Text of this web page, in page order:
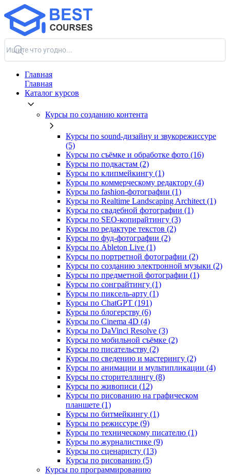
Главная
Главная
Каталог курсов
Курсы по созданию контента
Курсы по sound-дизайну и звукорежиссуре
(5)
Курсы по съёмке и обработке фото (16)
Курсы по подкастам (2)
Курсы по клипмейкингу (1)
Курсы по коммерческому редактору (4)
Курсы по fashion-фотографии (1)
Курсы по Realtime Landscaping Architect (1)
Курсы по свадебной фотографии (1)
Курсы по SEO-копирайтингу (3)
Курсы по редактуре текстов (2)
Курсы по фуд-фотографии (2)
Курсы по Ableton Live (1)
Курсы по портретной фотографии (2)
Курсы по созданию электронной музыки (2)
Курсы по предметной фотографии (1)
Курсы по сонграйтингу (1)
Курсы по пиксель-арту (1)
Курсы по ChatGPT (191)
Курсы по блогерству (6)
Курсы по Cinema 4D (4)
Курсы по DaVinci Resolve (3)
Курсы по мобильной съёмке (2)
Курсы по писательству (2)
Курсы по сведению и мастерингу (2)
Курсы по анимации и мультипликации (4)
Курсы по сторителлингу (8)
Курсы по живописи (12)
Курсы по рисованию на графическом
планшете (1)
Курсы по битмейкингу (1)
Курсы по режиссуре (9)
Курсы по техническому писателю (1)
Курсы по журналистике (9)
Курсы по сценаристу (13)
Курсы по рисованию (5)
Курсы по программированию